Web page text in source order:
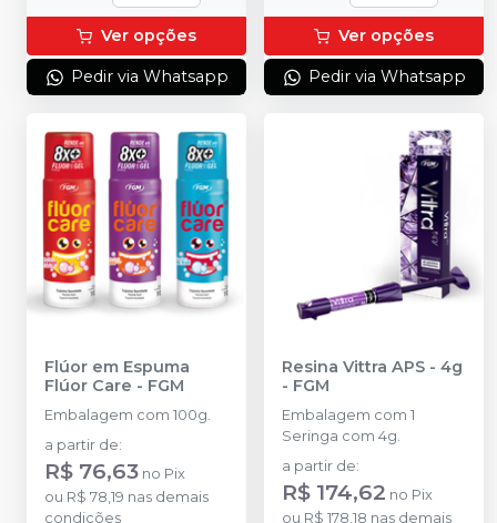
Ver opções
Pedir via Whatsapp
Ver opções
Pedir via Whatsapp
Flúor em Espuma
Flúor Care - FGM
Embalagem com 100g.
a partir de:
R$ 76,63 no Pix
ou R$ 78,19 nas demais
condições
Resina Vittra APS - 4g
- FGM
Embalagem com 1
Seringa com 4g.
a partir de:
R$ 174,62 no Pix
ou R$ 178,18 nas demais